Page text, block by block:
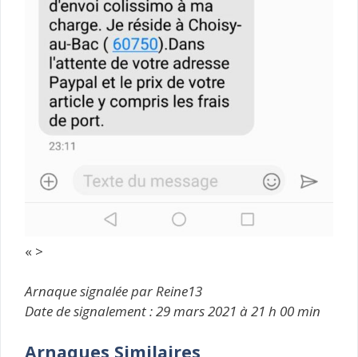
« >
Arnaque signalée par Reine13
Date de signalement : 29 mars 2021 à 21 h 00 min
Arnaques Similaires